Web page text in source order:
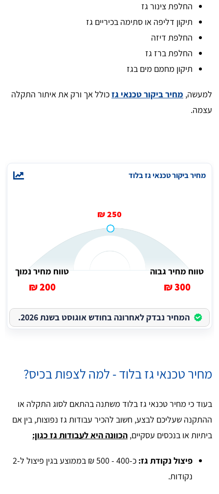
החלפת צינור גז
תיקון דליפה או סתימה בכיריים גז
החלפת דיזה
החלפת ברז גז
תיקון מחמם מים בגז
למעשה, מחיר ביקור טכנאי גזכולל אך ורק את איתור התקלה
עצמה.
מחיר ביקור טכנאי גז בלוד
250 ₪
טווח מחיר גבוה
300 ₪
טווח מחיר נמוך
200 ₪
המחיר נבדק לאחרונה בחודש אוגוסט בשנת 2026.
מחיר טכנאי גז בלוד - למה לצפות בכיס?
בעוד כי מחיר טכנאי גז בלוד משתנה בהתאם לסוג התקלה או
ההתקנה שעליכם לבצע, חשוב להכיר עבודות גז נפוצות, בין אם
ביתיות או בנכסים עסקיים, הכוונה היא לעבודות גז כגון:
פיצול נקודת גז:
כ-400 - 500 ₪ בממוצע בגין פיצול ל-2
נקודות.